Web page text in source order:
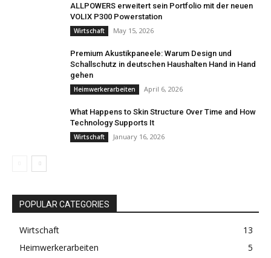
ALLPOWERS erweitert sein Portfolio mit der neuen
VOLIX P300 Powerstation
Wirtschaft May 15, 2026
Premium Akustikpaneele: Warum Design und
Schallschutz in deutschen Haushalten Hand in Hand
gehen
Heimwerkerarbeiten April 6, 2026
What Happens to Skin Structure Over Time and How
Technology Supports It
Wirtschaft January 16, 2026
POPULAR CATEGORIES
Wirtschaft
13
Heimwerkerarbeiten
5